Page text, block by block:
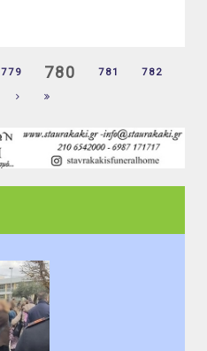
779 780 781 782